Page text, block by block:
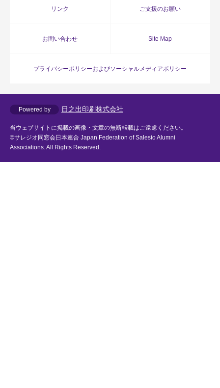
リンク ご支援のお願い
お問い合わせ Site Map
プライバシーポリシーおよびソーシャルメディアポリシー
Powered by 日之出印刷株式会社
当ウェブサイトに掲載の画像・文章の無断転載はご遠慮ください。
©サレジオ同窓会日本連合 Japan Federation of Salesio Alumni
Associations. All Rights Reserved.